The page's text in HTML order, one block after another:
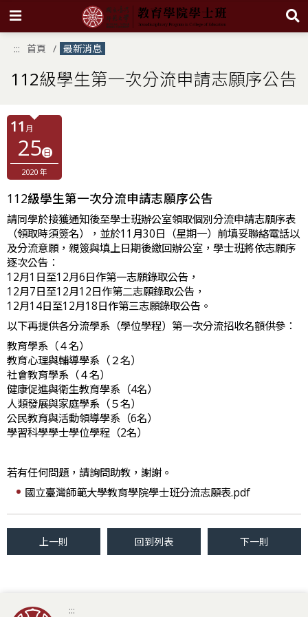
要
塊
::: 首頁 最新消息
112級學生第一次分流申請志願序公告
11 月
25日
2020 年
112級學生第一次分流申請志願序公告
請同學於接獲通知後至學士班辦公室領取個別分流申請志願序表
（領取時須簽名），並於11月30日（星期一）前填妥聯絡電話以
及分流意願 ， 親簽與填上日期後繳回辦公室，學士班將依志願序
逐次公告：
12月1日至12月6日作第一志願錄取公告，
12月7日至12月12日作第二志願錄取公告，
12月14日至12月18日作第三志願錄取公告。
以下再提供各分流學系（學位學程）第一次分流招收名額供參：
教育學系（４名）
教育心理與輔導學系（２名）
社會教育學系（４名）
健康促進與衛生教育學系（4名）
人類發展與家庭學系（５名）
公民教育與活動領導學系（6名）
學習科學學士學位學程（2名）
若有任何問題，請詢問助教，謝謝。
國立臺灣師範大學教育學院學士班分流志願表.pdf
上一則 回到列表 下一則
:::